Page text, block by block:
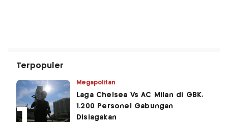
Terpopuler
Megapolitan
Laga Chelsea Vs AC Milan di GBK,
1.200 Personel Gabungan
Disiagakan